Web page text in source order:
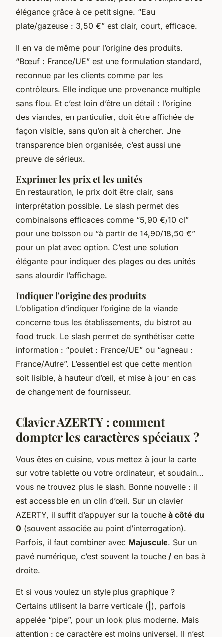
élégance grâce à ce petit signe. “Eau
plate/gazeuse : 3,50 €” est clair, court, efficace.
Il en va de même pour l’origine des produits.
“Bœuf : France/UE” est une formulation standard,
reconnue par les clients comme par les
contrôleurs. Elle indique une provenance multiple
sans flou. Et c’est loin d’être un détail : l’origine
des viandes, en particulier, doit être affichée de
façon visible, sans qu’on ait à chercher. Une
transparence bien organisée, c’est aussi une
preuve de sérieux.
Exprimer les prix et les unités
En restauration, le prix doit être clair, sans
interprétation possible. Le slash permet des
combinaisons efficaces comme “5,90 €/10 cl”
pour une boisson ou “à partir de 14,90/18,50 €”
pour un plat avec option. C’est une solution
élégante pour indiquer des plages ou des unités
sans alourdir l’affichage.
Indiquer l'origine des produits
L’obligation d’indiquer l’origine de la viande
concerne tous les établissements, du bistrot au
food truck. Le slash permet de synthétiser cette
information : “poulet : France/UE” ou “agneau :
France/Autre”. L’essentiel est que cette mention
soit lisible, à hauteur d’œil, et mise à jour en cas
de changement de fournisseur.
Clavier AZERTY : comment
dompter les caractères spéciaux ?
Vous êtes en cuisine, vous mettez à jour la carte
sur votre tablette ou votre ordinateur, et soudain…
vous ne trouvez plus le slash. Bonne nouvelle : il
est accessible en un clin d’œil. Sur un clavier
AZERTY, il suffit d’appuyer sur la touche à côté du
0 (souvent associée au point d’interrogation).
Parfois, il faut combiner avec Majuscule. Sur un
pavé numérique, c’est souvent la touche / en bas à
droite.
Et si vous voulez un style plus graphique ?
Certains utilisent la barre verticale ( ), parfois
appelée “pipe”, pour un look plus moderne. Mais
attention : ce caractère est moins universel. Il n’est